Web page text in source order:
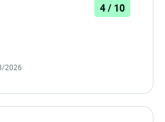
4 / 10
2026